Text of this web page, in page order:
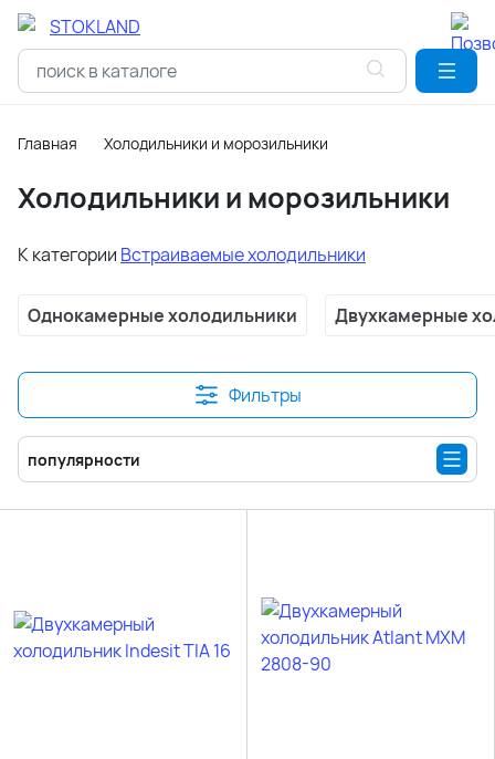
Главная Холодильники и морозильники
Холодильники и морозильники
К категории Встраиваемые холодильники
Однокамерные холодильники Двухкамерные
Фильтры
популярности